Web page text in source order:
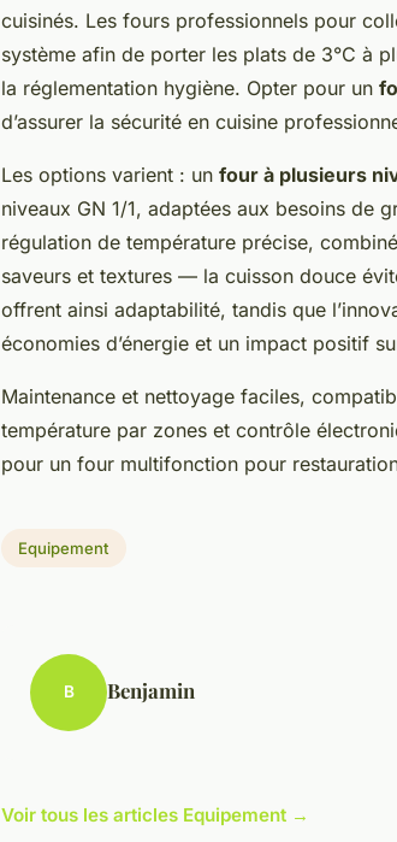
cuisinés. Les fours professionnels pour
système afin de porter les plats de 3°C à
la réglementation hygiène. Opter pour un
d’assurer la sécurité en cuisine
Les options varient : un four à plusieurs
niveaux GN 1/1, adaptées aux besoins de
régulation de température précise,
saveurs et textures — la cuisson douce
offrent ainsi adaptabilité, tandis que
économies d’énergie et un impact positif
Maintenance et nettoyage faciles,
température par zones et contrôle
pour un four multifonction pour
Equipement
B Benjamin
Voir tous les articles Equipement →